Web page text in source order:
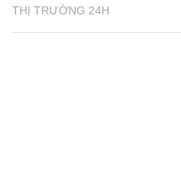
THỊ TRƯỜNG 24H